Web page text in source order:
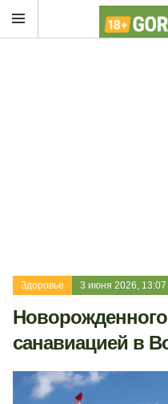
Здоровье 3 июня 2026, 13:07
санавиацией в